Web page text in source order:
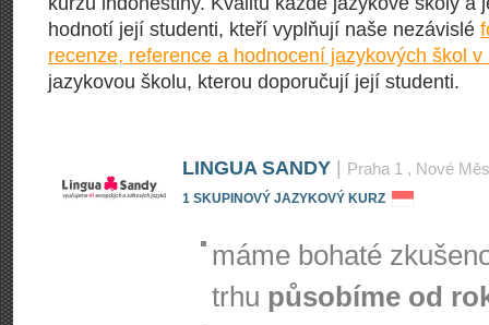
hodnotí její studenti, kteří vyplňují naše nezávislé
recenze, reference a hodnocení jazykových škol v
jazykovou školu, kterou doporučují její studenti.
LINGUA SANDY Praha 1 , Nové
1 SKUPINOVÝ JAZYKOVÝ KURZ
máme bohaté
trhu působíme od